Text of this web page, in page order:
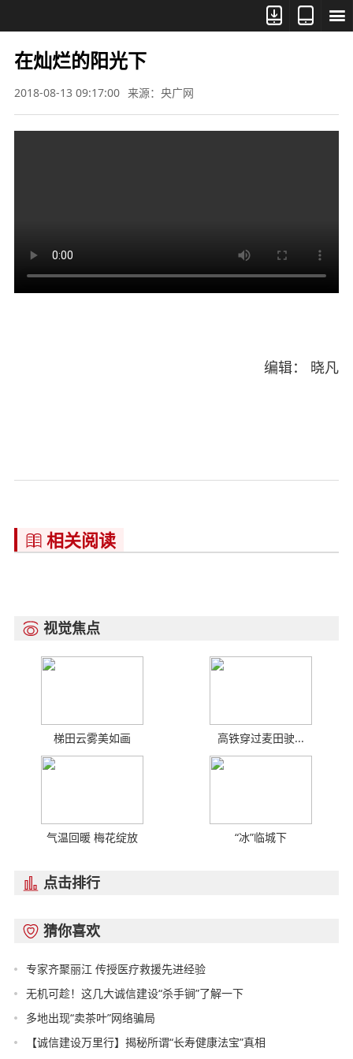



在灿烂的阳光下
2018-08-13 09:17:00 来源：央广网
编辑： 晓凡
 相关阅读
 视觉焦点
梯田云雾美如画 高铁穿过麦田驶...
气温回暖 梅花绽放 “冰”临城下
 点击排行
 猜你喜欢
专家齐聚丽江 传授医疗救援先进经验
无机可趁！这几大诚信建设“杀手锏”了解一下
多地出现“卖茶叶”网络骗局
【诚信建设万里行】揭秘所谓“长寿健康法宝”真相